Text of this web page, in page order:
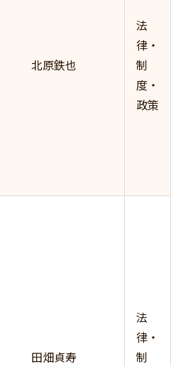
北原鉄也
法
律・
制
度・
政策
田畑貞寿
法
律・
制